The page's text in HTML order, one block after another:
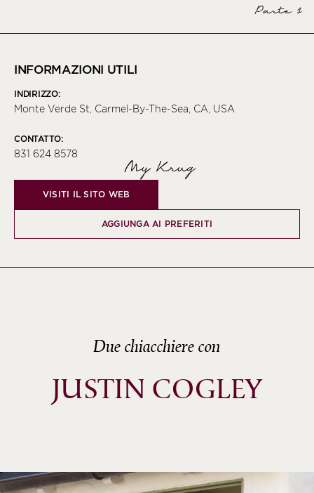
Parte 1
INFORMAZIONI UTILI
INDIRIZZO:
Monte Verde St, Carmel-By-The-Sea, CA, USA
CONTATTO:
831 624 8578
My Krug
VISITI IL SITO WEB
AGGIUNGA AI PREFERITI
Due chiacchiere con
JUSTIN COGLEY